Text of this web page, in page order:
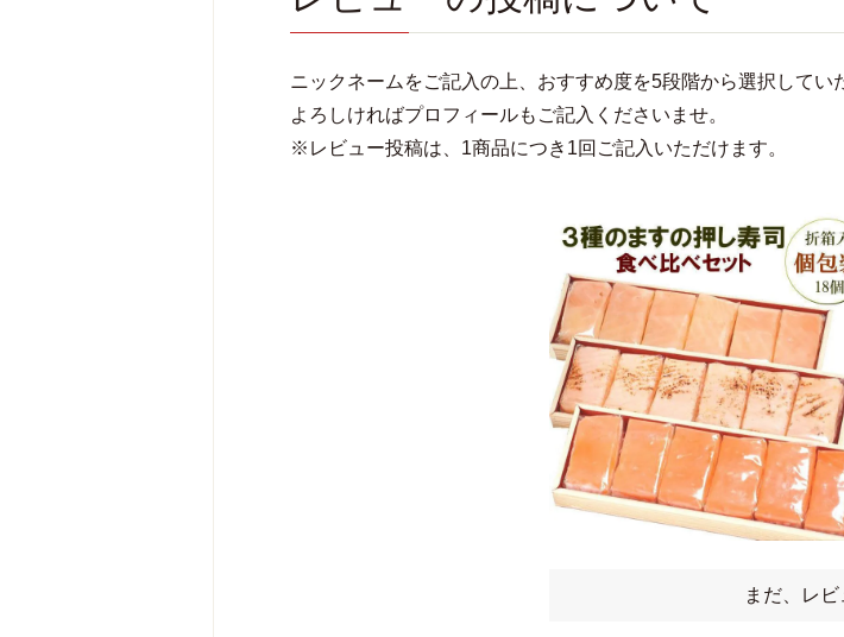
ニックネームをご記入の上、おすすめ度を5段階から選択してい
よろしければプロフィールもご記入くださいませ。
※レビュー投稿は、1商品につき1回ご記入いただけます。
まだ、レビ